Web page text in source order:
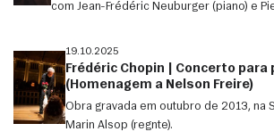
com Jean-Frédéric Neuburger (piano) e
19.10.2025
Frédéric Chopin | Concerto para
(Homenagem a Nelson Freire)
Obra gravada em outubro de 2013, na
Marin Alsop (regnte).